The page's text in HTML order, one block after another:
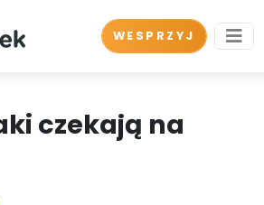
WESPRZYJ
czekają na